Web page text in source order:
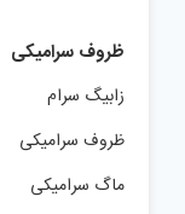
ظروف سرامیکی
زابیگ سرام
ظروف سرامیکی
ماگ سرامیکی